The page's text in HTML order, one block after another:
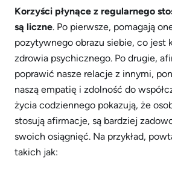
Korzyści płynące z regularnego
są liczne. Po pierwsze, pomagają
pozytywnego obrazu siebie, co jest
zdrowia psychicznego. Po drugie,
poprawić nasze relacje z innymi,
naszą empatię i zdolność do
życia codziennego pokazują, że
stosują afirmacje, są bardziej
swoich osiągnięć. Na przykład,
takich jak: